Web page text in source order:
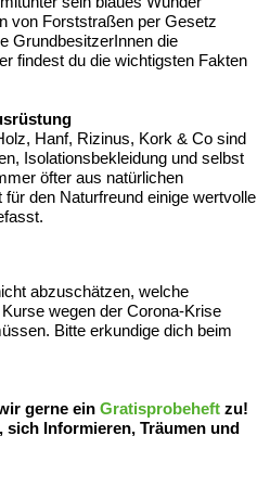
von Forststraßen per Gesetz
GrundbesitzerInnen die
findest du die wichtigsten Fakten
Hanf, Rizinus, Kork & Co sind
Isolationsbekleidung und selbst
öfter aus natürlichen
den Naturfreund einige wertvolle
abzuschätzen, welche
wegen der Corona-Krise
Bitte erkundige dich beim
gerne ein Gratisprobeheft zu!
sich Informieren, Träumen und